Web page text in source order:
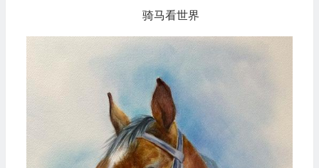
骑马看世界